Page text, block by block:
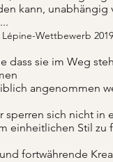
kann, unabhängig
Wettbewerb
dass sie im Weg
angenommen
sperren sich nicht in
einheitlichen Stil zu
fortwährende